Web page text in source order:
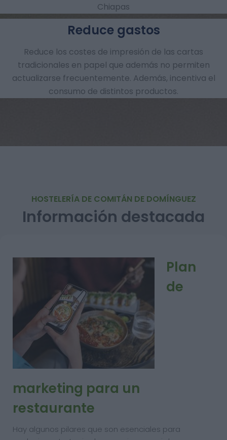
Chiapas
Reduce los costes de impresión de las cartas
tradicionales en papel que además no permiten
actualizarse frecuentemente. Además, incentiva el
consumo de distintos productos.
Reduce gastos
HOSTELERÍA DE COMITÁN DE DOMÍNGUEZ
Información destacada
Plan
de
marketing para un
restaurante
Hay algunos pilares que son esenciales para